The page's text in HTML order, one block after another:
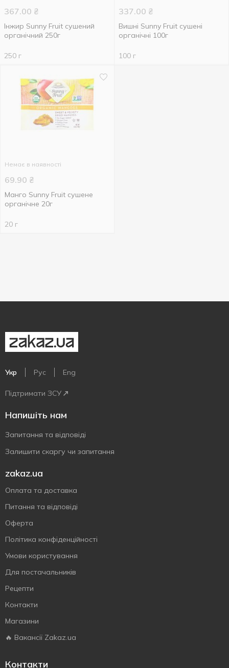
367.00 ₴
Інжир Sunny Fruit сушений
органічний 250г
250 г
337.00 ₴
Вишні Sunny Fruit сушені
органічні 100г
100 г
Немає в наявності
69.90 ₴
Манго Sunny Fruit сушене
органічне 20г
20 г
Укр Рус Eng
Підтримати ЗСУ
Напишіть нам
Запитання та відповіді
Залишити скаргу чи запитання
zakaz.ua
Оплата та доставка
Питання та відповіді
Оферта
Політика конфіденційності
Умови користування
Для постачальників
Рецепти
Контакти
Магазини
🔥 Вакансії Zakaz.ua
Контакти